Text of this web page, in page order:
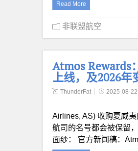
Read More
非联盟航空
Atmos
上线，及2026年
ThunderFat 2025-08-22
Airlines, AS) 收购夏威
航司的名号都会被保留
面纱： 官方新闻稿：